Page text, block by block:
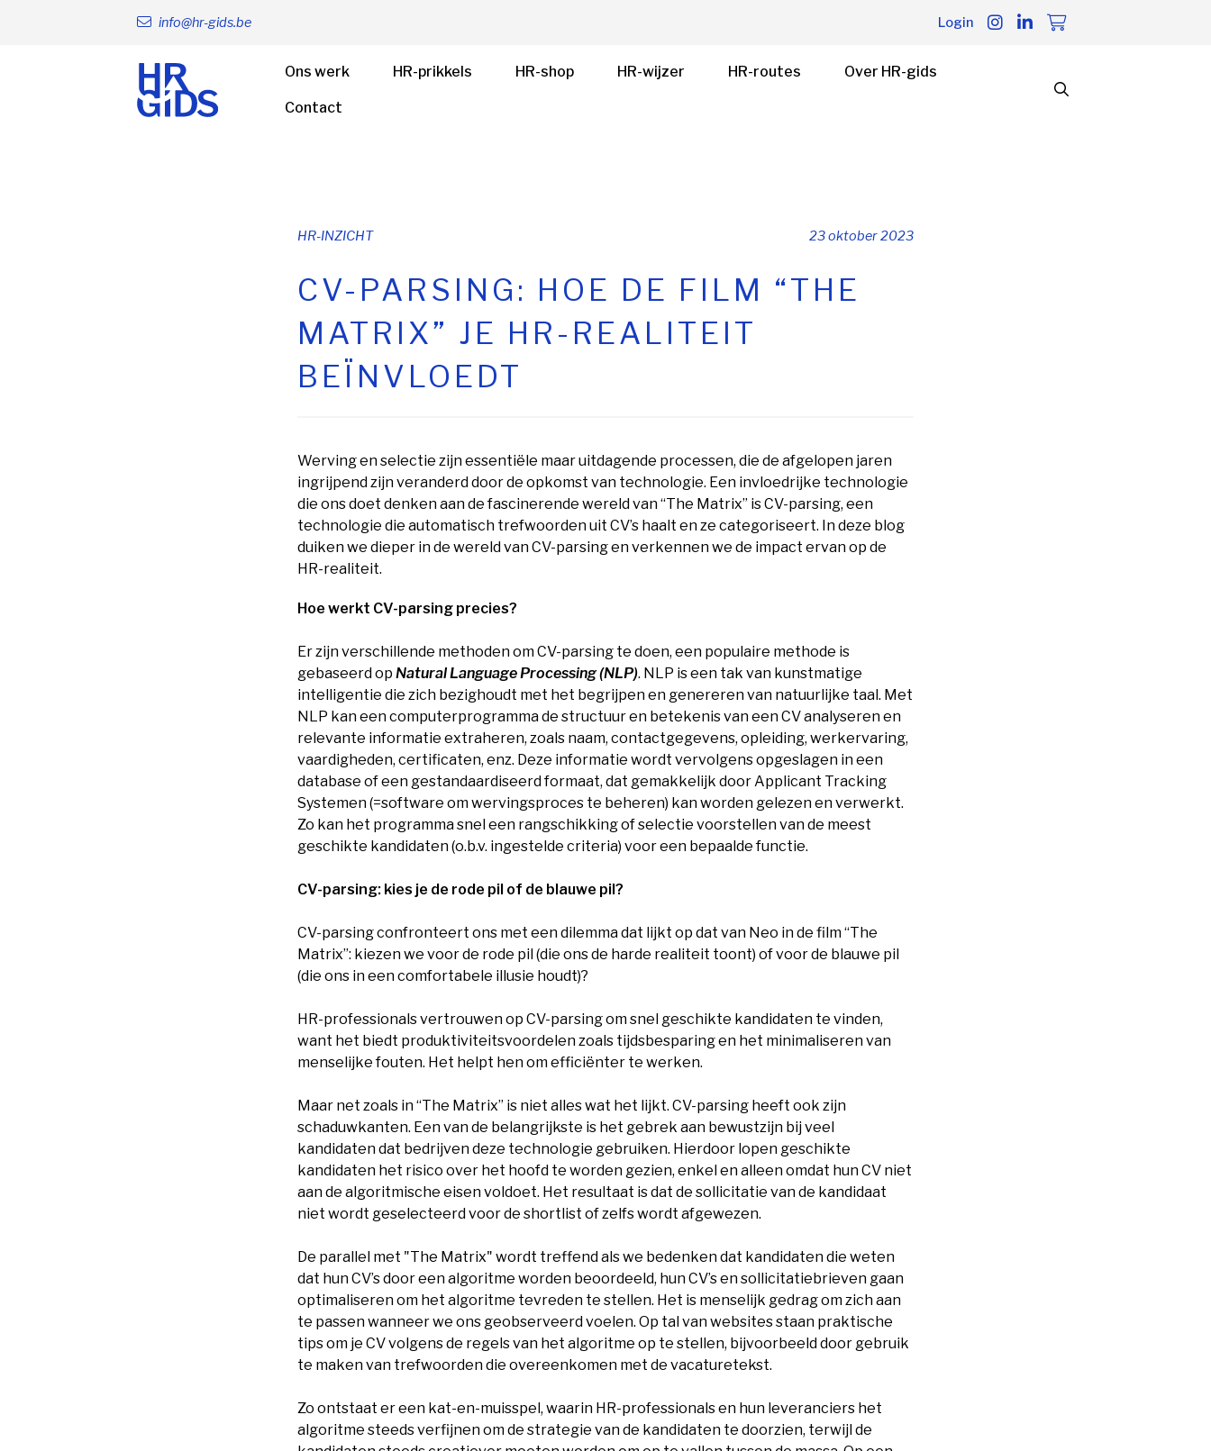
info@hr-gids.be Login
Ons werk HR-prikkels HR-shop HR-wijzer HR-routes Over HR-gids
Contact
HR-INZICHT 23 oktober 2023
CV-PARSING: HOE DE FILM “THE
MATRIX” JE HR-REALITEIT
BEÏNVLOEDT
Werving en selectie zijn essentiële maar uitdagende processen, die de afgelopen jaren
ingrijpend zijn veranderd door de opkomst van technologie. Een invloedrijke technologie
die ons doet denken aan de fascinerende wereld van “The Matrix” is CV-parsing, een
technologie die automatisch trefwoorden uit CV’s haalt en ze categoriseert. In deze blog
duiken we dieper in de wereld van CV-parsing en verkennen we de impact ervan op de
HR-realiteit.
Hoe werkt CV-parsing precies?
Er zijn verschillende methoden om CV-parsing te doen, een populaire methode is
gebaseerd opNatural Language Processing (NLP). NLP is een tak van kunstmatige
intelligentie die zich bezighoudt met het begrijpen en genereren van natuurlijke taal. Met
NLP kan een computerprogramma de structuur en betekenis van een CV analyseren en
relevante informatie extraheren, zoals naam, contactgegevens, opleiding, werkervaring,
vaardigheden, certificaten, enz. Deze informatie wordt vervolgens opgeslagen in een
database of een gestandaardiseerd formaat, dat gemakkelijk door Applicant Tracking
Systemen (=software om wervingsproces te beheren) kan worden gelezen en verwerkt.
Zo kan het programma snel een rangschikking of selectie voorstellen van de meest
geschikte kandidaten (o.b.v. ingestelde criteria) voor een bepaalde functie.
CV-parsing: kies je de rode pil of de blauwe pil?
CV-parsing confronteert ons met een dilemma dat lijkt op dat van Neo in de film “The
Matrix”: kiezen we voor de rode pil (die ons de harde realiteit toont) of voor de blauwe pil
(die ons in een comfortabele illusie houdt)?
HR-professionals vertrouwen op CV-parsing om snel geschikte kandidaten te vinden,
want het biedt produktiviteitsvoordelen zoals tijdsbesparing en het minimaliseren van
menselijke fouten. Het helpt hen om efficiënter te werken.
Maar net zoals in “The Matrix” is niet alles wat het lijkt. CV-parsing heeft ook zijn
schaduwkanten. Een van de belangrijkste is het gebrek aan bewustzijn bij veel
kandidaten dat bedrijven deze technologie gebruiken. Hierdoor lopen geschikte
kandidaten het risico over het hoofd te worden gezien, enkel en alleen omdat hun CV niet
aan de algoritmische eisen voldoet. Het resultaat is dat de sollicitatie van de kandidaat
niet wordt geselecteerd voor de shortlist of zelfs wordt afgewezen.
De parallel met "The Matrix" wordt treffend als we bedenken dat kandidaten die weten
dat hun CV’s door een algoritme worden beoordeeld, hun CV’s en sollicitatiebrieven gaan
optimaliseren om het algoritme tevreden te stellen. Het is menselijk gedrag om zich aan
te passen wanneer we ons geobserveerd voelen. Op tal van websites staan praktische
tips om je CV volgens de regels van het algoritme op te stellen, bijvoorbeeld door gebruik
te maken van trefwoorden die overeenkomen met de vacaturetekst.
Zo ontstaat er een kat-en-muisspel, waarin HR-professionals en hun leveranciers het
algoritme steeds verfijnen om de strategie van de kandidaten te doorzien, terwijl de